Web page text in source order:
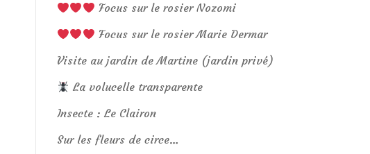
Focus sur le rosier Nozomi
Focus sur le rosier Marie Dermar
Visite au jardin de Martine (jardin privé)
La volucelle transparente
Insecte : Le Clairon
Sur les fleurs de circe…